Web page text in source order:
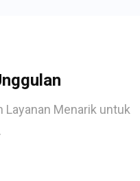
Layanan Menarik untuk